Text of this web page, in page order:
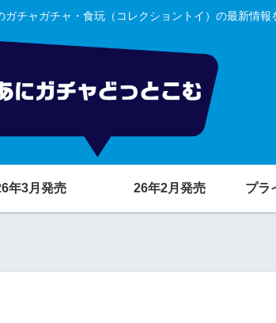
チャガチャ・食玩（コレクショントイ）の最新情報
年3月発売 26年2月発売 プラ